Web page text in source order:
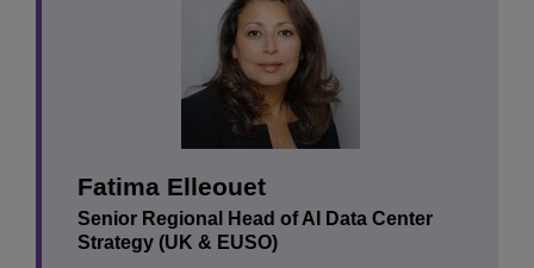
Fatima Elleouet
Senior Regional Head of AI Data Center
Strategy (UK & EUSO)